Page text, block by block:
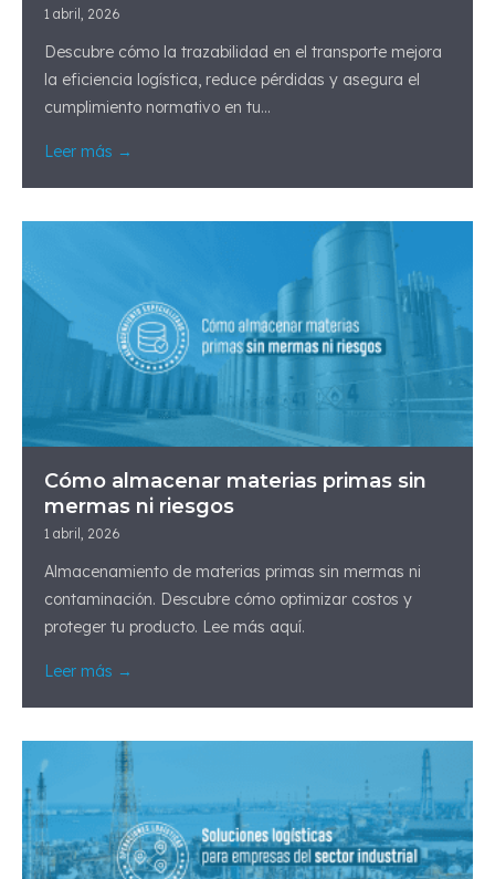
1 abril, 2026
Descubre cómo la trazabilidad en el transporte mejora
la eficiencia logística, reduce pérdidas y asegura el
cumplimiento normativo en tu...
Leer más →
Cómo almacenar materias primas sin
mermas ni riesgos
1 abril, 2026
Almacenamiento de materias primas sin mermas ni
contaminación. Descubre cómo optimizar costos y
proteger tu producto. Lee más aquí.
Leer más →